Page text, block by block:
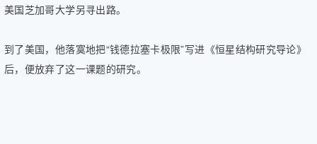
美国芝加哥大学另寻出路。
到了美国，他落寞地把“钱德拉塞卡极限”写进《恒星结构研究导论》
后，便放弃了这一课题的研究。